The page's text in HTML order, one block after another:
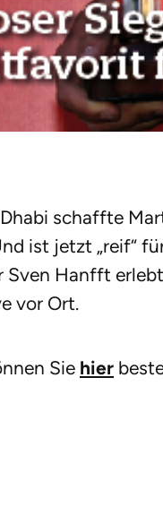
schaffte
ist jetzt „reif“
Sven Hanfft
vor Ort.
Sie hier